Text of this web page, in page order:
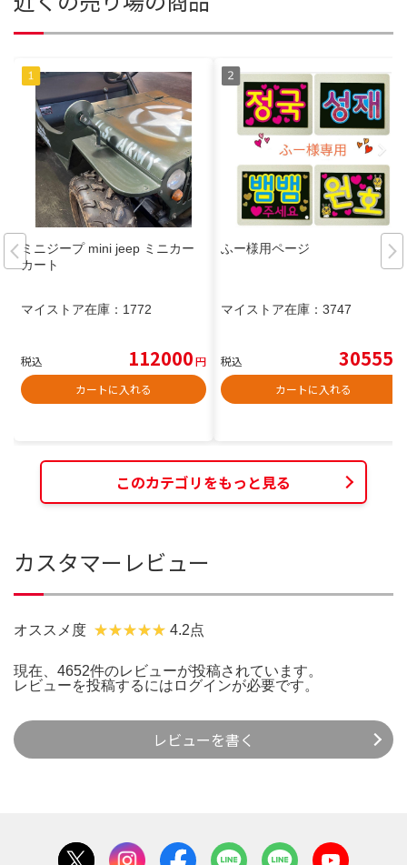
ミニジープ mini jeep ミニカー
カート
マイストア在庫： 1772
税込 112000円
カートに入れる
ふー様用ページ
マイストア在庫： 3747
税込 30555
カートに入れる
このカテゴリをもっと見る
カスタマーレビュー
オススメ度 4.2点
現在、4652件のレビューが投稿されています。
レビューを投稿するには ログインが必要です。
レビューを書く